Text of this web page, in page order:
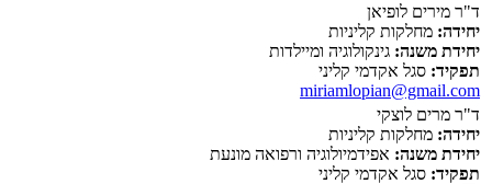
ד"ר מירים לופיאן
יחידה: מחלקות קליניות
יחידת משנה: גינקולוגיה ומיילדות
תפקיד: סגל אקדמי קליני
miriamlopian@gmail.com
ד"ר מרים לוצקי
יחידה: מחלקות קליניות
יחידת משנה: אפידמיולוגיה ורפואה מונעת
תפקיד: סגל אקדמי קליני